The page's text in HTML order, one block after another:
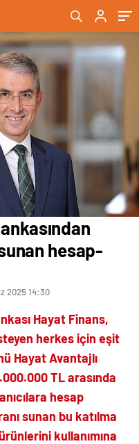
hesap-
2025 14:30
Hayat Finans,
herkes için eşit
Hayat Avantajlı
TL arasında
hesap
sunan bu katılma
kullanımına